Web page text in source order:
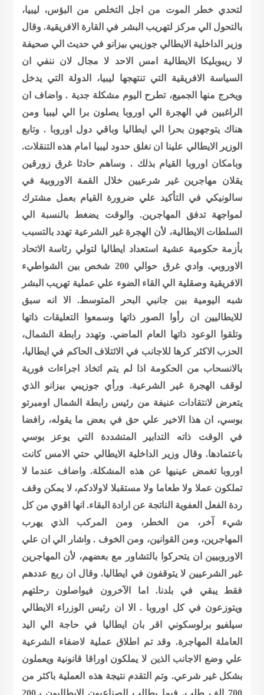
لتحدي خطر الموت من اجل التخلص من البؤس، ليبيا،
بالتحول الي مركز لتهريب البشر في القارة الافريقية. وقال
وزير الداخلية الايطالي جوزيبي بيزانو في حديث الي صحيفة
لا ريبوبليكا الايطالية امس الاحد لا مجال لان ننفي ان
السياسة الافريقية التي تنتهجها ليبيا، الدولة التي يدخل
ويخرج منها الجميع، تطرح اليوم مشكلة جدية . واضاف ان
الراغبين في الهجرة الي اوروبا يصلون برا الي ليبيا ومن
هناك يتوجهون بحرا الي ايطاليا وباقي دول اوروبا . وتابع
الوزير الايطالي علينا ان نغلق حدود ليبيا امام هذه التنقلات.
وبامكان اوروبا القيام بذلك . وساهم حادثا غرق زورقين
يقلان مهاجرين غير شرعيين خلال القمة الاوروبية في
سالونيكي في التأكيد علي ضرورة القيام بعمل مشترك
لمواجهة تدفق المهاجرين. والوقت يضغط بالنسبة الي
السلطات الايطالية، لأن الهجرة غير الشرعية تهدد بالتسبب
بأزمة حكومية عشية استعداد ايطاليا لتولي رئاسة الاتحاد
الاوروبي. وادي غرق حوالي 200 شخص بين الشواطيء
الافريقية وصقلية الي القاء الضوء علي عملية تهريب البشر
شبه اليومية بين جانبي البحر المتوسط. الا انه سبق
للايطاليين ان رأوا الصور ذاتها وسمعوا التعليقات ذاتها
وتلقوا الوعود ذاتها العام الماضي. وتهدد رابطة الشمال،
الحزب الاكثر كرها للاجانب في الائتلاف الحاكم في ايطاليا،
بالانسحاب من الحكومة اذا لم يتم اتخاذ اجراءات فورية
لوقف الهجرة غير الشرعية. ورأي جوزيبي بيزانو الذي
يتعرض لانتقادات عنيفة من رئيس رابطة الشمال اومبرتو
بوسي، ان هذا الاخير علي حق في بعض ما يقوله، رافضا
في الوقت ذاته التدابير المتشددة التي يوعز بوسي
باعتمادها. وقال وزير الداخلية الايطالي حتي الامس كانت
اوروبا تغمض عينيها عن هذه المشكلة. واضاف عندما لا
تملكون عملا ولا طعاما ولا مستقبلا لاولادكم، لا يمكن وقف
ردة الفعل العفوية الناتجة عن ارادة البقاء. انها اقوي من كل
شيء آخر، من الخطر، ومن المركب الذي يهرب
المهاجرين، ومن القوانين، ومن الخوف . واشار الي ان علي
الاوروبيين ان يتحركوا بالتشاور مع بعضهم، لأن المهاجرين
غير الشرعيين لا يتوقفون في ايطاليا. وقال ان ربع عددهم
فقط يبقي في بلدنا. اما الآخرون فيواصلون رحلتهم
ويتوزعون في كل اوروبا . الا ان رئيس الوزراء الايطالي
سيلفيو برلوسكوني اقر بان ايطاليا في حاجة الي اليد
العاملة المهاجرة. وقد تم اطلاق عملية لاضفاء الشرعية
علي وضع الاجانب الذين لا يملكون اوراقا قانونية ويعملون
بشكل غير شرعي. وتم التقدم نتيجة هذه العملية باكثر من